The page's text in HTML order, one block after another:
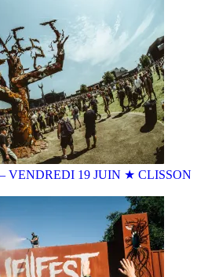
VENDREDI 19 JUIN ★ CLISSON